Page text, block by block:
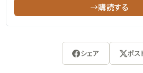
→購読する
シェア ポス